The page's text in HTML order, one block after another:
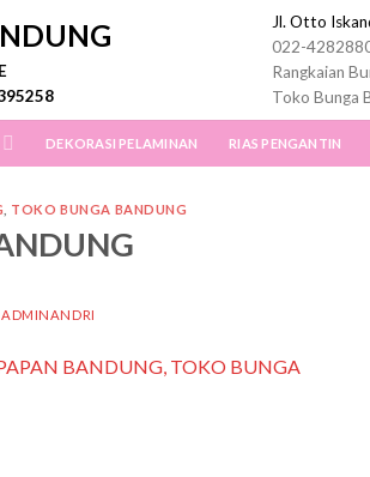
Jl. Otto
022-
Rangkaian
Toko Bunga
DEKORASI PELAMINAN RIAS PENGANTIN
TOKO BUNGA BANDUNG
ADMINANDRI